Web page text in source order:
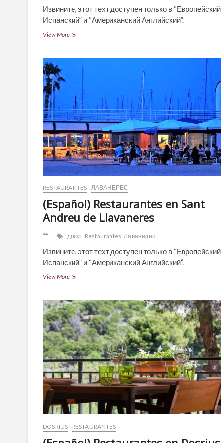
Извините, этот техт доступен только в “Европейский
Испанский” и “Американский Английский”.
View More(Español)
RESTAURANTES ЛАВАНЕРЕС
(Español) Restaurantes en Sant
Andreu de Llavaneres
досуг Restaurantes Лаванерес
Извините, этот техт доступен только в “Европейский
Испанский” и “Американский Английский”.
View More(Español)
Sant
Andreu
de
Llavaneres
DOSRIUS RESTAURANTES